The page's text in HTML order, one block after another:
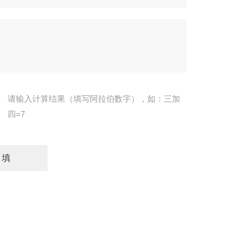
请输入计算结果（填写阿拉伯数字），如：三加
四=7